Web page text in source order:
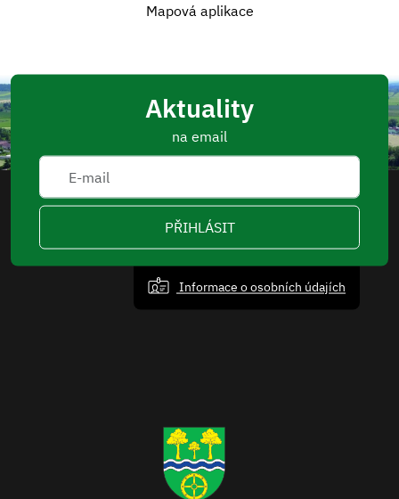
Mapová aplikace
Aktuality
na email
PŘIHLÁSIT
Informace o osobních údajích